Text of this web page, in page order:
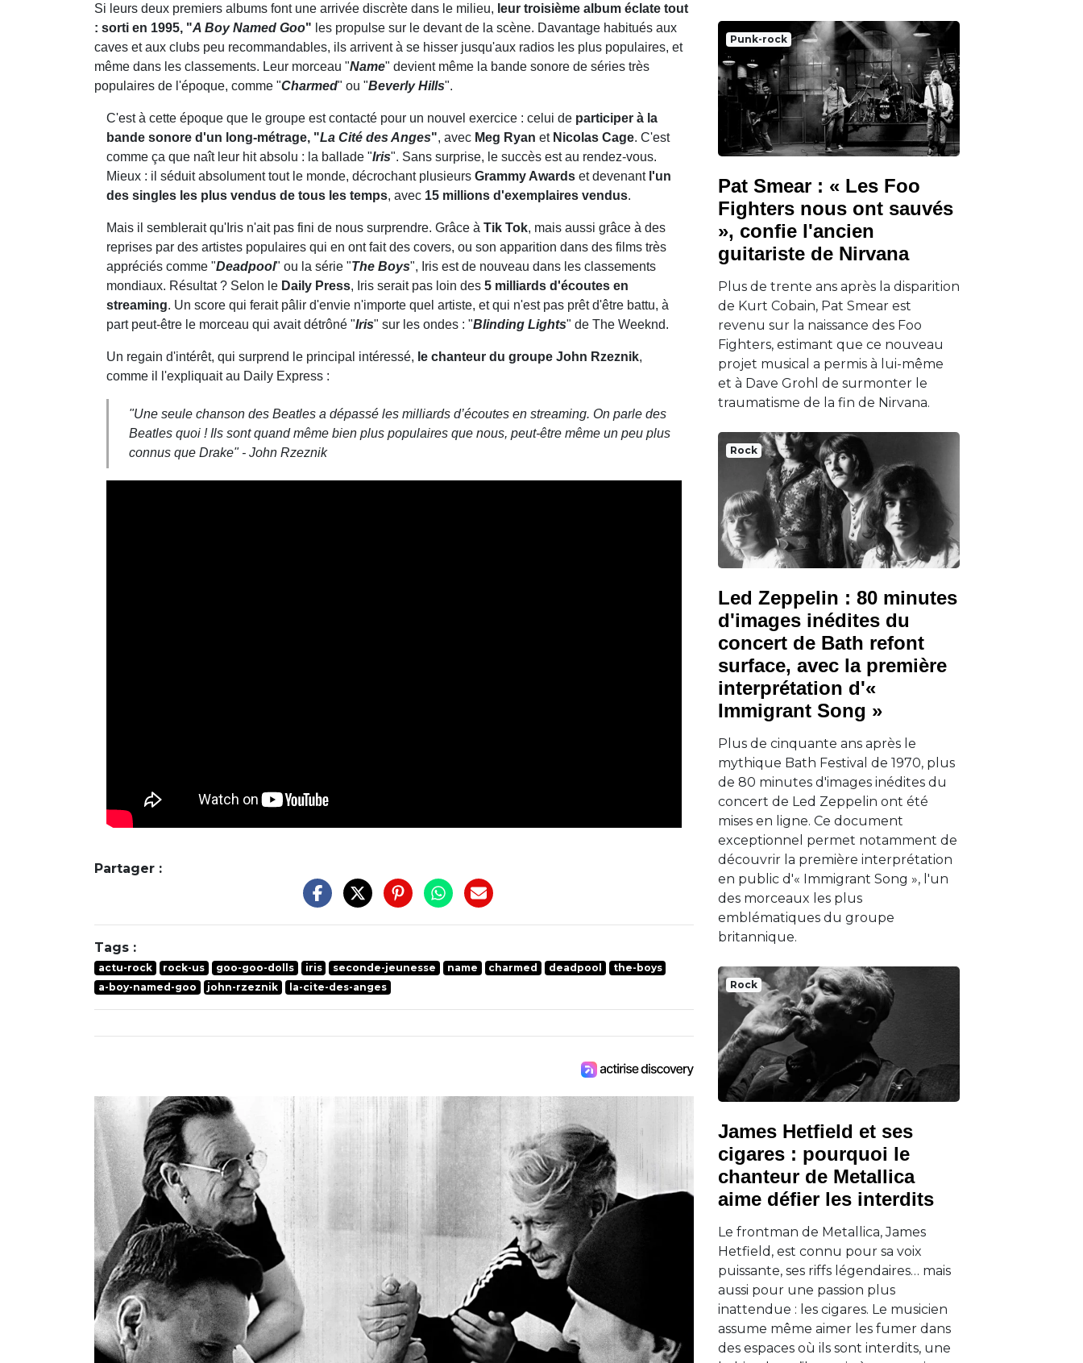
Si leurs deux premiers albums font une arrivée discrète dans le milieu, leur troisième album éclate tout
: sorti en 1995, "A Boy Named Goo" les propulse sur le devant de la scène. Davantage habitués aux
caves et aux clubs peu recommandables, ils arrivent à se hisser jusqu'aux radios les plus populaires, et
même dans les classements. Leur morceau "Name" devient même la bande sonore de séries très
populaires de l'époque, comme "Charmed" ou "Beverly Hills".
C'est à cette époque que le groupe est contacté pour un nouvel exercice : celui de participer à la
bande sonore d'un long-métrage, "La Cité des Anges", avec Meg Ryan et Nicolas Cage. C'est
comme ça que naît leur hit absolu : la ballade "Iris". Sans surprise, le succès est au rendez-vous.
Mieux : il séduit absolument tout le monde, décrochant plusieurs Grammy Awards et devenant l'un
des singles les plus vendus de tous les temps, avec 15 millions d'exemplaires vendus.
Mais il semblerait qu'Iris n'ait pas fini de nous surprendre. Grâce à Tik Tok, mais aussi grâce à des
reprises par des artistes populaires qui en ont fait des covers, ou son apparition dans des films très
appréciés comme "Deadpool" ou la série "The Boys", Iris est de nouveau dans les classements
mondiaux. Résultat ? Selon le Daily Press, Iris serait pas loin des 5 milliards d'écoutes en
streaming. Un score qui ferait pâlir d'envie n'importe quel artiste, et qui n'est pas prêt d'être battu, à
part peut-être le morceau qui avait détrôné "Iris" sur les ondes : "Blinding Lights" de The Weeknd.
Un regain d'intérêt, qui surprend le principal intéressé, le chanteur du groupe John Rzeznik,
comme il l'expliquait au Daily Express :
"Une seule chanson des Beatles a dépassé les milliards d’écoutes en streaming. On parle des
Beatles quoi ! Ils sont quand même bien plus populaires que nous, peut-être même un peu plus
connus que Drake" - John Rzeznik
Partager :
Tags :
actu-rock rock-us goo-goo-dolls iris seconde-jeunesse name charmed deadpool
the-boys
a-boy-named-goo
john-rzeznik la-cite-des-anges
Punk-rock
Pat Smear : « Les Foo
Fighters nous ont sauvés
», confie l'ancien
guitariste de Nirvana
Plus de trente ans après la disparition
de Kurt Cobain, Pat Smear est
revenu sur la naissance des Foo
Fighters, estimant que ce nouveau
projet musical a permis à lui-même
et à Dave Grohl de surmonter le
traumatisme de la fin de Nirvana.
Rock
Led Zeppelin : 80 minutes
d'images inédites du
concert de Bath refont
surface, avec la première
interprétation d'«
Immigrant Song »
Plus de cinquante ans après le
mythique Bath Festival de 1970, plus
de 80 minutes d'images inédites du
concert de Led Zeppelin ont été
mises en ligne. Ce document
exceptionnel permet notamment de
découvrir la première interprétation
en public d'« Immigrant Song », l'un
des morceaux les plus
emblématiques du groupe
britannique.
Rock
James Hetfield et ses
cigares : pourquoi le
chanteur de Metallica
aime défier les interdits
Le frontman de Metallica, James
Hetfield, est connu pour sa voix
puissante, ses riffs légendaires… mais
aussi pour une passion plus
inattendue : les cigares. Le musicien
assume même aimer les fumer dans
des espaces où ils sont interdits, une